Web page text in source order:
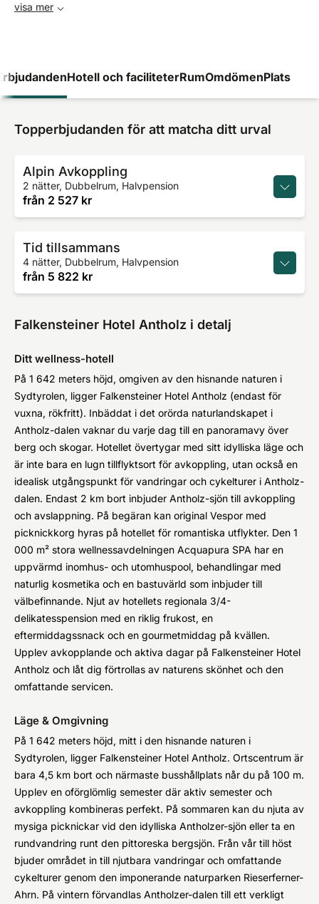
visa mer
Hotell och faciliteterRumOmdömenPlats
Topperbjudanden för att matcha ditt urval
Alpin Avkoppling
2 nätter, Dubbelrum, Halvpension
från 2 527 kr
Tid tillsammans
4 nätter, Dubbelrum, Halvpension
från 5 822 kr
Falkensteiner Hotel Antholz i detalj
Ditt wellness-hotell
På 1 642 meters höjd, omgiven av den hisnande naturen i
Sydtyrolen, ligger Falkensteiner Hotel Antholz (endast för
vuxna, rökfritt). Inbäddat i det orörda naturlandskapet i
Antholz-dalen vaknar du varje dag till en panoramavy över
berg och skogar. Hotellet övertygar med sitt idylliska läge och
är inte bara en lugn tillflyktsort för avkoppling, utan också en
idealisk utgångspunkt för vandringar och cykelturer i Antholz-
dalen. Endast 2 km bort inbjuder Antholz-sjön till avkoppling
och avslappning. På begäran kan original Vespor med
picknickkorg hyras på hotellet för romantiska utflykter. Den 1
000 m² stora wellnessavdelningen Acquapura SPA har en
uppvärmd inomhus- och utomhuspool, behandlingar med
naturlig kosmetika och en bastuvärld som inbjuder till
välbefinnande. Njut av hotellets regionala 3/4-
delikatesspension med en riklig frukost, en
eftermiddagssnack och en gourmetmiddag på kvällen.
Upplev avkopplande och aktiva dagar på Falkensteiner Hotel
Antholz och låt dig förtrollas av naturens skönhet och den
omfattande servicen.
Läge & Omgivning
På 1 642 meters höjd, mitt i den hisnande naturen i
Sydtyrolen, ligger Falkensteiner Hotel Antholz. Ortscentrum är
bara 4,5 km bort och närmaste busshållplats når du på 100 m.
Upplev en oförglömlig semester där aktiv semester och
avkoppling kombineras perfekt. På sommaren kan du njuta av
mysiga picknickar vid den idylliska Antholzer-sjön eller ta en
rundvandring runt den pittoreska bergsjön. Från vår till höst
bjuder området in till njutbara vandringar och omfattande
cykelturer genom den imponerande naturparken Rieserferner-
Ahrn. På vintern förvandlas Antholzer-dalen till ett verkligt